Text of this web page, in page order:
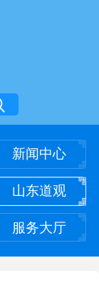
新闻中心
山东道观
服务大厅